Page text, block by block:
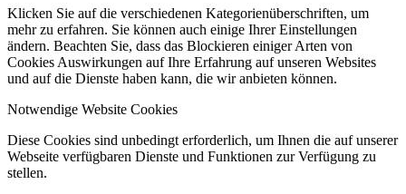
Klicken Sie auf die verschiedenen Kategorienüberschriften, um
mehr zu erfahren. Sie können auch einige Ihrer Einstellungen
ändern. Beachten Sie, dass das Blockieren einiger Arten von
Cookies Auswirkungen auf Ihre Erfahrung auf unseren Websites
und auf die Dienste haben kann, die wir anbieten können.
Notwendige Website Cookies
Diese Cookies sind unbedingt erforderlich, um Ihnen die auf unserer
Webseite verfügbaren Dienste und Funktionen zur Verfügung zu
stellen.